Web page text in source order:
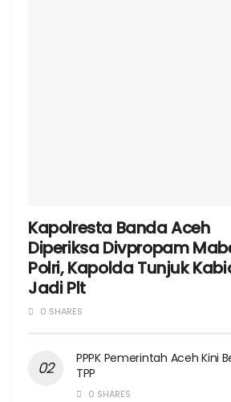
Kapolresta Banda Aceh
Diperiksa Divpropam
Polri, Kapolda Tunjuk
Jadi Plt
0 SHARES
PPPK Pemerintah Aceh Kini
TPP
0 SHARES